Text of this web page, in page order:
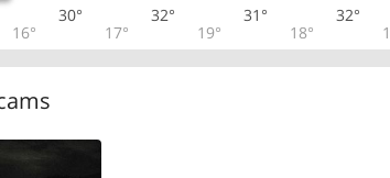
16°
30°
17°
32°
19°
31°
18°
32°